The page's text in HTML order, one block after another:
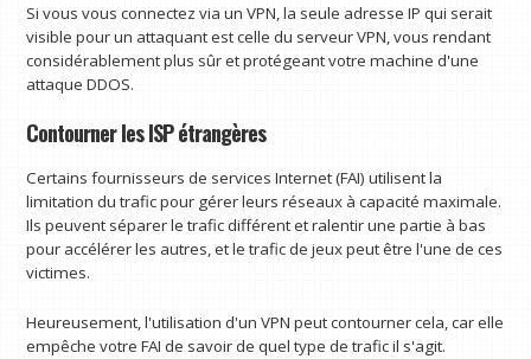
Si vous vous connectez via un VPN, la seule adresse IP qui serait
visible pour un attaquant est celle du serveur VPN, vous rendant
considérablement plus sûr et protégeant votre machine d'une
attaque DDOS.
Contourner les ISP étrangères
Certains fournisseurs de services Internet (FAI) utilisent la
limitation du trafic pour gérer leurs réseaux à capacité maximale.
Ils peuvent séparer le trafic différent et ralentir une partie à bas
pour accélérer les autres, et le trafic de jeux peut être l'une de ces
victimes.
Heureusement, l'utilisation d'un VPN peut contourner cela, car elle
empêche votre FAI de savoir de quel type de trafic il s'agit.